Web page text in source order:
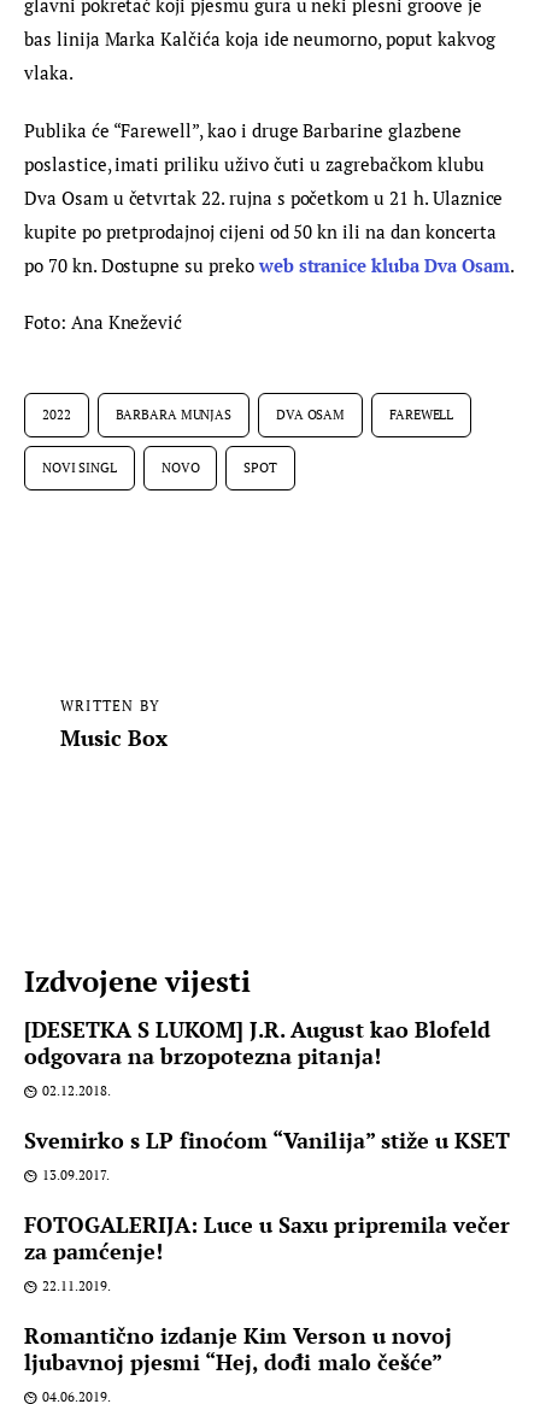
glavni pokretač koji pjesmu gura u neki plesni groove je
bas linija Marka Kalčića koja ide neumorno, poput kakvog
vlaka.
Publika će “Farewell”, kao i druge Barbarine glazbene
poslastice, imati priliku uživo čuti u zagrebačkom klubu
Dva Osam u četvrtak 22. rujna s početkom u 21 h. Ulaznice
kupite po pretprodajnoj cijeni od 50 kn ili na dan koncerta
po 70 kn. Dostupne su preko web stranice kluba Dva Osam.
Foto: Ana Knežević
2022 BARBARA MUNJAS DVA OSAM FAREWELL
NOVI SINGL NOVO SPOT
WRITTEN BY
Music Box
Izdvojene vijesti
[DESETKA S LUKOM] J.R. August kao Blofeld
odgovara na brzopotezna pitanja!
02.12.2018.
Svemirko s LP finoćom “Vanilija” stiže u KSET
13.09.2017.
FOTOGALERIJA: Luce u Saxu pripremila večer
za pamćenje!
22.11.2019.
Romantično izdanje Kim Verson u novoj
ljubavnoj pjesmi “Hej, dođi malo češće”
04.06.2019.